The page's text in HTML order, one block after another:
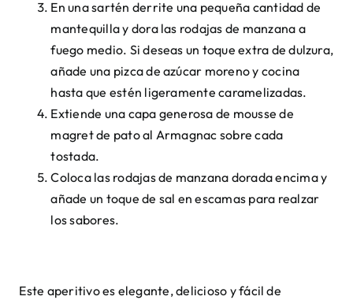
En una sartén derrite una pequeña cantidad de
mantequilla y dora las rodajas de manzana a
fuego medio. Si deseas un toque extra de dulzura,
añade una pizca de azúcar moreno y cocina
hasta que estén ligeramente caramelizadas.
Extiende una capa generosa de mousse de
magret de pato al Armagnac sobre cada
tostada.
Coloca las rodajas de manzana dorada encima y
añade un toque de sal en escamas para realzar
los sabores.
Este aperitivo es elegante, delicioso y fácil de